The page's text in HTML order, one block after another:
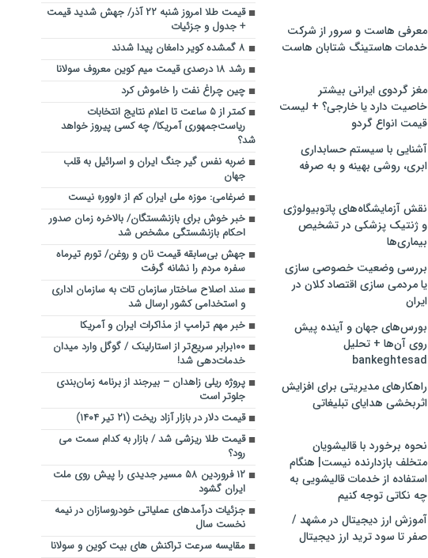
معرفی هاست و سرور از شرکت
خدمات هاستینگ شتابان هاست
مغز گردوی ایرانی بیشتر
خاصیت دارد یا خارجی؟ + لیست
قیمت انواع گردو
آشنایی با سیستم حسابداری
ابری، روشی بهینه و به صرفه
نقش آزمایشگاه‌های پاتوبیولوژی
و ژنتیک پزشکی در تشخیص
بیماری‌ها
بررسی وضعیت خصوصی سازی
یا مردمی سازی اقتصاد کلان در
ایران
بورس‌های جهان و آینده پیش
روی آن‌ها + تحلیل
bankeghtesad
راهکارهای مدیریتی برای افزایش
اثربخشی هدایای تبلیغاتی
نحوه برخورد با قالیشویان
متخلف بازدارنده نیست| هنگام
استفاده از خدمات قالیشویی به
چه نکاتی توجه کنیم
آموزش ارز دیجیتال در مشهد /
صفر تا سود ترید ارز دیجیتال
قیمت طلا امروز شنبه ۲۲ آذر/ جهش شدید قیمت
+ جدول و جزئیات
۸ گمشده کویر دامغان پیدا شدند
رشد ۱۸ درصدی قیمت میم کوین معروف سولانا
چین چراغ نفت را خاموش کرد
کمتر از ۵ ساعت تا اعلام نتایج انتخابات
ریاست‌جمهوری آمریکا/ چه کسی پیروز خواهد
شد؟
ضربه نفس گیر جنگ ایران و اسرائیل به قلب
جهان
ضرغامی: موزه ملی ایران کم از «لوور» نیست
خبر خوش برای بازنشستگان/ بالاخره زمان صدور
احکام بازنشستگی مشخص شد
جهش بی‌سابقه قیمت نان و روغن/ تورم تیرماه
سفره مردم را نشانه گرفت
سند اصلاح ساختار سازمان تات به سازمان اداری
و استخدامی کشور ارسال شد
خبر مهم ترامپ از مذاکرات ایران و آمریکا
۱۰۰برابر سریع‌تر از استارلینک / گوگل وارد میدان
خدمات‌دهی شد!
پروژه ریلی زاهدان – بیرجند از برنامه زمان‌بندی
جلوتر است
قیمت دلار در بازار آزاد ریخت (۲۱ تیر ۱۴۰۴)
قیمت طلا ریزشی شد / بازار به کدام سمت می
رود؟
۱۲ فروردین ۵۸ مسیر جدیدی را پیش روی ملت
ایران گشود
جزئیات درآمدهای عملیاتی خودروسازان در نیمه
نخست سال
مقایسه سرعت تراکنش های بیت کوین و سولانا